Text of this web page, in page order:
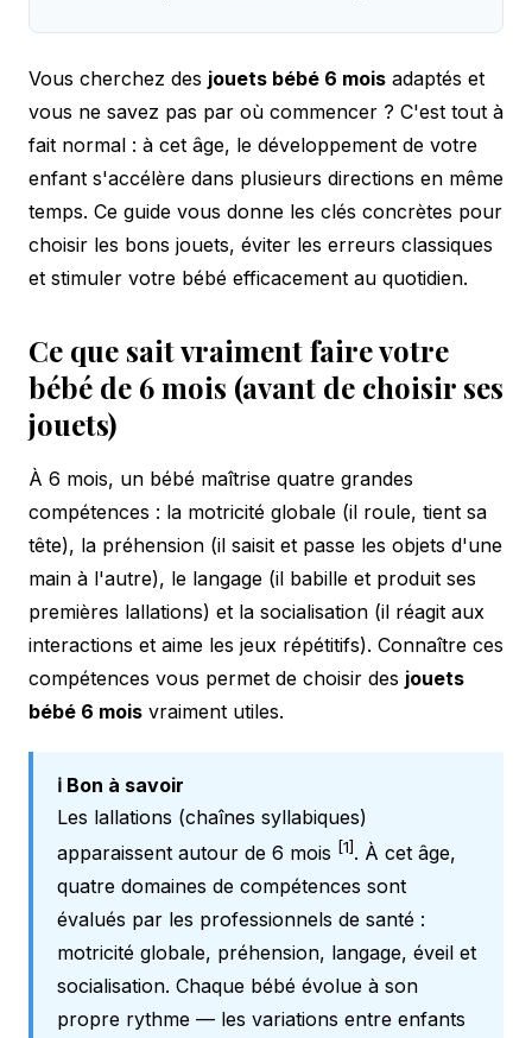
Vous cherchez des jouets bébé 6 mois adaptés et
vous ne savez pas par où commencer ? C'est tout à
fait normal : à cet âge, le développement de votre
enfant s'accélère dans plusieurs directions en même
temps. Ce guide vous donne les clés concrètes pour
choisir les bons jouets, éviter les erreurs classiques
et stimuler votre bébé efficacement au quotidien.
Ce que sait vraiment faire votre
bébé de 6 mois (avant de choisir ses
jouets)
À 6 mois, un bébé maîtrise quatre grandes
compétences : la motricité globale (il roule, tient sa
tête), la préhension (il saisit et passe les objets d'une
main à l'autre), le langage (il babille et produit ses
premières lallations) et la socialisation (il réagit aux
interactions et aime les jeux répétitifs). Connaître ces
compétences vous permet de choisir des jouets
bébé 6 mois vraiment utiles.
ℹ️ Bon à savoir
Les lallations (chaînes syllabiques)
apparaissent autour de 6 mois [1]. À cet âge,
quatre domaines de compétences sont
évalués par les professionnels de santé :
motricité globale, préhension, langage, éveil et
socialisation. Chaque bébé évolue à son
propre rythme — les variations entre enfants